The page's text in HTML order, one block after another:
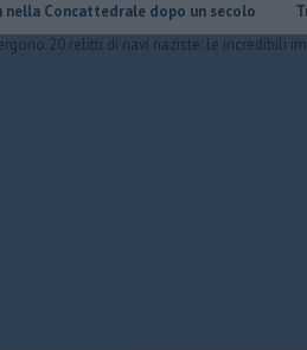
dopo un secolo ​Tutte le